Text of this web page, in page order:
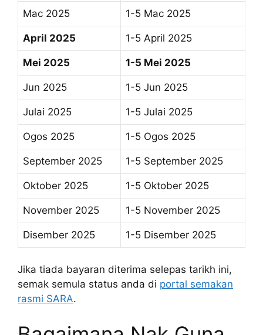
Mac 2025 1-5 Mac 2025
April 2025 1-5 April 2025
Mei 2025 1-5 Mei 2025
Jun 2025 1-5 Jun 2025
Julai 2025 1-5 Julai 2025
Ogos 2025 1-5 Ogos 2025
September 2025 1-5 September 2025
Oktober 2025 1-5 Oktober 2025
November 2025 1-5 November 2025
Disember 2025 1-5 Disember 2025
Jika tiada bayaran diterima selepas tarikh ini,
semak semula status anda di portal semakan
rasmi SARA.